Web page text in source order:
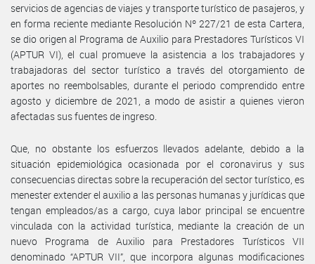
servicios de agencias de viajes y transporte turístico de pasajeros, y
en forma reciente mediante Resolución Nº 227/21 de esta Cartera,
se dio origen al Programa de Auxilio para Prestadores Turísticos VI
(APTUR VI), el cual promueve la asistencia a los trabajadores y
trabajadoras del sector turístico a través del otorgamiento de
aportes no reembolsables, durante el periodo comprendido entre
agosto y diciembre de 2021, a modo de asistir a quienes vieron
afectadas sus fuentes de ingreso.
Que, no obstante los esfuerzos llevados adelante, debido a la
situación epidemiológica ocasionada por el coronavirus y sus
consecuencias directas sobre la recuperación del sector turístico, es
menester extender el auxilio a las personas humanas y jurídicas que
tengan empleados/as a cargo, cuya labor principal se encuentre
vinculada con la actividad turística, mediante la creación de un
nuevo Programa de Auxilio para Prestadores Turísticos VII
denominado “APTUR VII”, que incorpora algunas modificaciones